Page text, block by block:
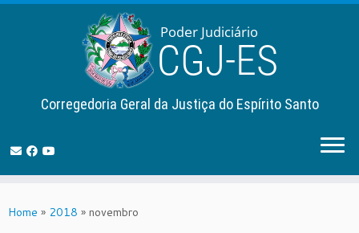
to
Corregedoria Geral da Justiça do Espírito Santo
Home » 2018 » novembro